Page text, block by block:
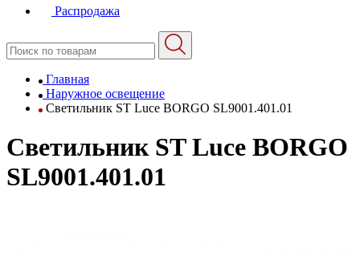
Распродажа
Главная
Наружное освещение
Светильник ST Luce BORGO SL9001.401.01
Светильник ST Luce BORGO
SL9001.401.01